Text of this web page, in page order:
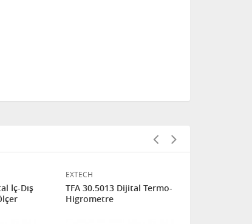
İç-Dış
EXTECH
TFA 30.5013 Dijital Termo-
Higrometre